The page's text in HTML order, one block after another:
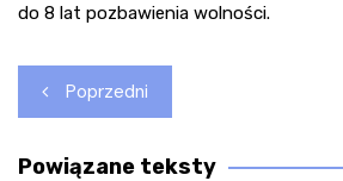
do 8 lat pozbawienia wolności.
Nawigacja
wpisu
Poprzedni
Powiązane teksty